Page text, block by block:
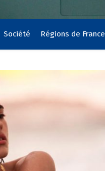
Société Régions de France